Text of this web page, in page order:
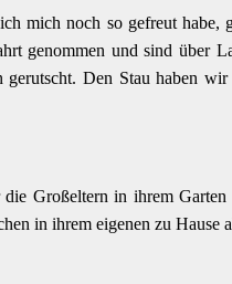
mich noch so gefreut habe,
genommen und sind über
Den Stau haben wir
Großeltern in ihrem Garten
in ihrem eigenen zu Hause